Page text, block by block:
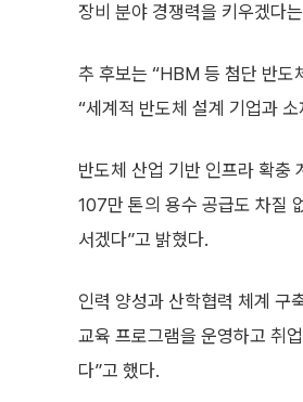
장비 분야 경쟁력을 키우겠다
추 후보는 “HBM 등 첨단 반도
“세계적 반도체 설계 기업과
반도체 산업 기반 인프라 확충
107만 톤의 용수 공급도 차질
서겠다”고 밝혔다.
인력 양성과 산학협력 체계 구
교육 프로그램을 운영하고 취
다”고 했다.